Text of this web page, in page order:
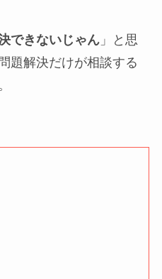
できないじゃん」と思
題解決だけが相談する